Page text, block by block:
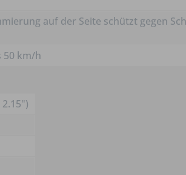
auf der Seite schützt gegen
50 km/h
2.15")